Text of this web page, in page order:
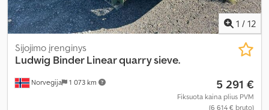
1 / 12
Norvegija 1 073 km
Sijojimo įrenginys
Ludwig Binder Linear quarry sieve.
5 291 €
Fiksuota kaina plius PVM
(6 614 € bruto)